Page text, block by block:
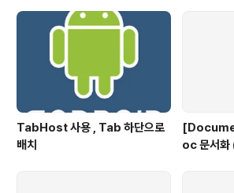
TabHost 사용 , Tab 하단으로
배치
oc 문서